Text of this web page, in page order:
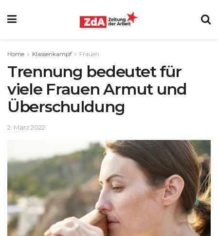
Home Klassenkampf Frauen
Trennung bedeutet für
viele Frauen Armut und
Überschuldung
2. März 2022